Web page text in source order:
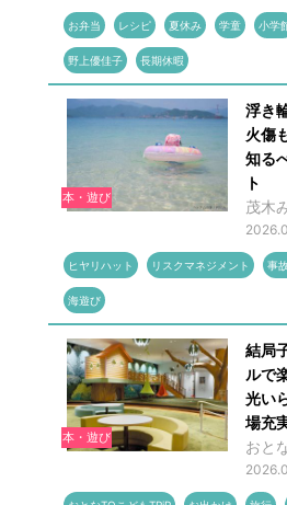
お弁当 レシピ 夏休み 学童 小学
野上優佳子 長期休暇
本・遊び
浮き
火傷
知る
ト
茂木
ヒヤリハット リスクマネジメント 事
海遊び
本・遊び
結局
ルで
光い
場充
おと